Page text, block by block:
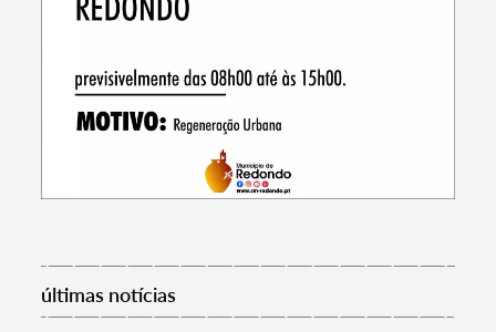
Filtros
últimas notícias